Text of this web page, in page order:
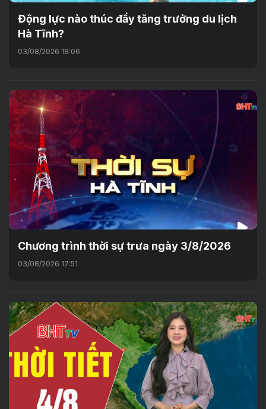
Động lực nào thúc đẩy tăng trưởng du lịch
Hà Tĩnh?
03/08/2026 18:06
Chương trình thời sự trưa ngày 3/8/2026
03/08/2026 17:51